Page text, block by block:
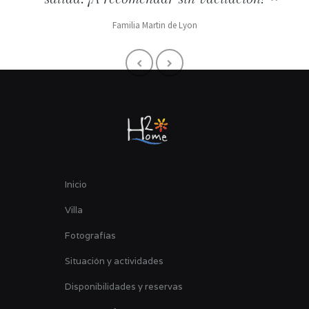
Familia Martin de Lyon
Inicio
Villa
Fotografías
Situación y actividades
Disponibilidades y reservas